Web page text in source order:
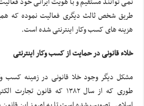
طریق شخص ثالث دیگری فعالیت نموده که
هزینه های کسب وکار اینترنتی شده است.
خلاء قانونی در حمایت از کسب وکار اینترنتی
مشکل دیگر وجود خلا قانونی در زمینه کسب
طوری که از سال ۱۳۸۲ که